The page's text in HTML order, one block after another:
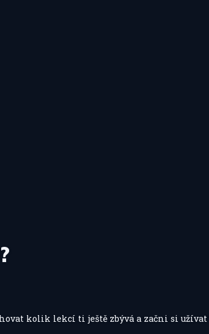
kolik lekcí ti ještě zbývá a začni si